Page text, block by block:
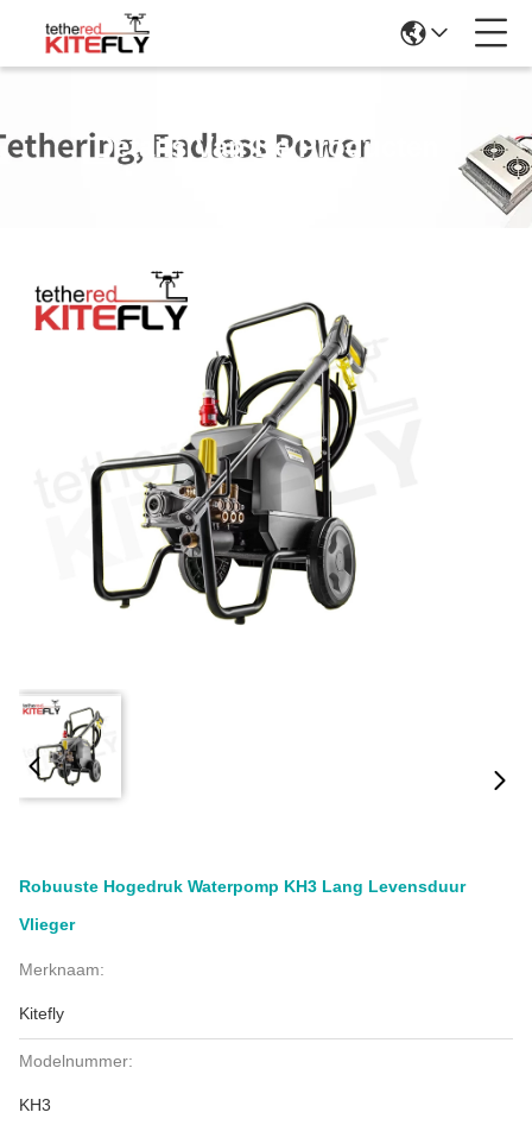
Details Van De Producten
Robuuste Hogedruk Waterpomp KH3 Lang Levensduur
Vlieger
Merknaam:
Kitefly
Modelnummer:
KH3